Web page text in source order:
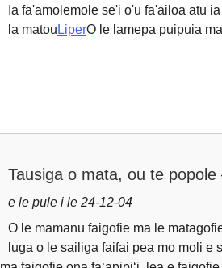
Ia fa'amolemole se'i o'u fa'ailoa atu
la matou LiperO le lamepa puipuia
Tausiga o mata, ou te
mata i lalo o le moli
e le pule i le 24-12-04
O le mamanu faigofie ma le
luga o le sailiga faifai pea mo moli e